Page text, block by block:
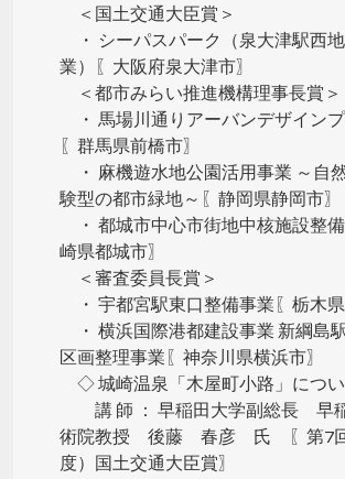
＜国土交通大臣賞＞
・ シーパスパーク（泉大津駅西
業）〖大阪府泉大津市〗
＜都市みらい推進機構理事長賞＞
・ 馬場川通りアーバンデザインプ
〖群馬県前橋市〗
・ 麻機遊水地公園活用事業 ～自
験型の都市緑地～〖静岡県静岡市〗
・ 都城市中心市街地中核施設整
崎県都城市〗
＜審査委員長賞＞
・ 宇都宮駅東口整備事業〖栃木県
・ 横浜国際港都建設事業 新綱島
区画整理事業〖神奈川県横浜市〗
◇ 城崎温泉「木屋町小路」につい
講 師 ： 早稲田大学副総長 早
術院教授 後藤 春彦 氏 〖第7回
度）国土交通大臣賞〗